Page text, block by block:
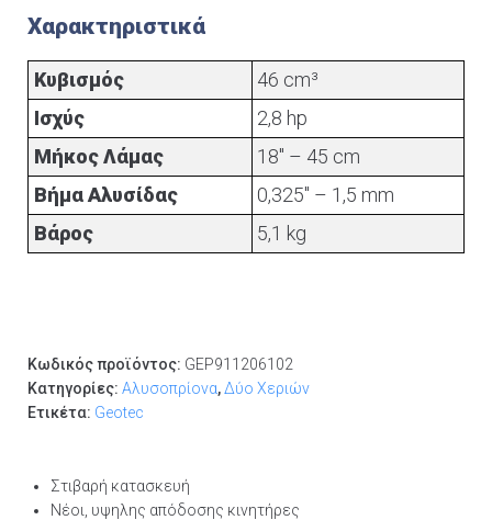
Χαρακτηριστικά
Κυβισμός
46 cm³
Ισχύς
2,8 hp
Μήκος Λάμας
18" – 45 cm
Βήμα Αλυσίδας
0,325" – 1,5 mm
Βάρος
5,1 kg
Κωδικός προϊόντος: GEP911206102
Κατηγορίες: Αλυσοπρίονα,Δύο Χεριών
Ετικέτα: Geotec
Στιβαρή κατασκευή
Νέοι, υψηλης απόδοσης κινητήρες